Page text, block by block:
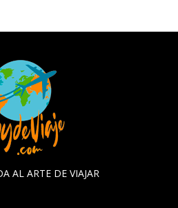
AL ARTE DE VIAJAR